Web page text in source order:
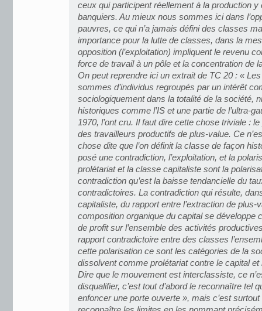
ceux qui participent réellement à la production
banquiers. Au mieux nous sommes ici dans
pauvres, ce qui n’a jamais défini des classes
importance pour la lutte de classes, dans la
opposition (l’exploitation) impliquent le revenu
force de travail à un pôle et la concentration de
On peut reprendre ici un extrait de TC 20 : «
sommes d’individus regroupés par un intérêt
sociologiquement dans la totalité de la société,
historiques comme l’IS et une partie de l’ultra-
1970, l’ont cru. Il faut dire cette chose triviale :
des travailleurs productifs de plus-value. Ce
chose dite que l’on définit la classe de façon
posé une contradiction, l’exploitation, et la
prolétariat et la classe capitaliste sont la
contradiction qu’est la baisse tendancielle du
contradictoires. La contradiction qui résulte,
capitaliste, du rapport entre l’extraction de
composition organique du capital se développe
de profit sur l’ensemble des activités
rapport contradictoire entre des classes
cette polarisation ce sont les catégories de la
dissolvent comme prolétariat contre le capital
Dire que le mouvement est interclassiste, ce
disqualifier, c’est tout d’abord le reconnaître tel
enfoncer une porte ouverte », mais c’est surtout